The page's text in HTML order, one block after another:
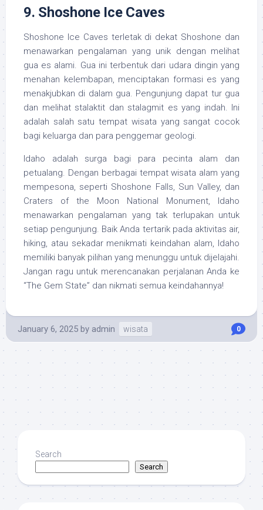
9. Shoshone Ice Caves
Shoshone Ice Caves terletak di dekat Shoshone dan
menawarkan pengalaman yang unik dengan melihat
gua es alami. Gua ini terbentuk dari udara dingin yang
menahan kelembapan, menciptakan formasi es yang
menakjubkan di dalam gua. Pengunjung dapat tur gua
dan melihat stalaktit dan stalagmit es yang indah. Ini
adalah salah satu tempat wisata yang sangat cocok
bagi keluarga dan para penggemar geologi.
Idaho adalah surga bagi para pecinta alam dan
petualang. Dengan berbagai tempat wisata alam yang
mempesona, seperti Shoshone Falls, Sun Valley, dan
Craters of the Moon National Monument, Idaho
menawarkan pengalaman yang tak terlupakan untuk
setiap pengunjung. Baik Anda tertarik pada aktivitas air,
hiking, atau sekadar menikmati keindahan alam, Idaho
memiliki banyak pilihan yang menunggu untuk dijelajahi.
Jangan ragu untuk merencanakan perjalanan Anda ke
“The Gem State” dan nikmati semua keindahannya!
January 6, 2025 by admin wisata 0
Search
Search